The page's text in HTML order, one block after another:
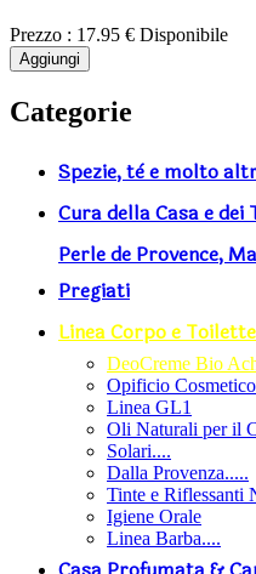
Prezzo : 17.95 € Disponibile
Aggiungi
Categorie
Spezie, tè e molto
Cura della Casa e dei
Perle de Provence,
Pregiati
Linea Corpo e
DeoCreme Bio
Opificio
Linea GL1
Oli Naturali per il
Solari....
Dalla Provenza.....
Tinte e Riflessanti
Igiene Orale
Linea Barba....